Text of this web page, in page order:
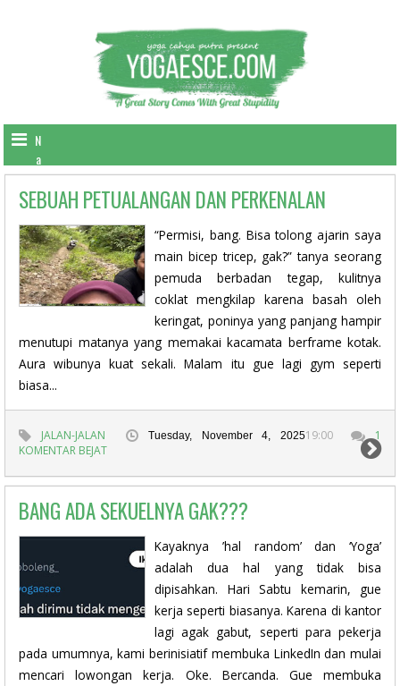
N
a
v
i
g
a
t
i
o
n
SEBUAH PETUALANGAN DAN PERKENALAN
“Permisi, bang. Bisa tolong ajarin saya
main bicep tricep, gak?” tanya seorang
pemuda berbadan tegap, kulitnya
coklat mengkilap karena basah oleh
keringat, poninya yang panjang hampir
menutupi matanya yang memakai kacamata berframe kotak.
Aura wibunya kuat sekali. Malam itu gue lagi gym seperti
biasa...
JALAN-JALAN Tuesday, November 4, 202519:00
1
KOMENTAR BEJAT
BANG ADA SEKUELNYA GAK???
Kayaknya ’hal random’ dan ‘Yoga’
adalah dua hal yang tidak bisa
dipisahkan. Hari Sabtu kemarin, gue
kerja seperti biasanya. Karena di kantor
lagi agak gabut, seperti para pekerja
pada umumnya, kami berinisiatif membuka LinkedIn dan mulai
mencari lowongan kerja. Oke. Bercanda. Gue membuka